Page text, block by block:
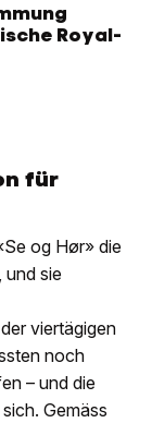
Royal-
für
og Hør» die
sie
viertägigen
noch
– und die
Gemäss